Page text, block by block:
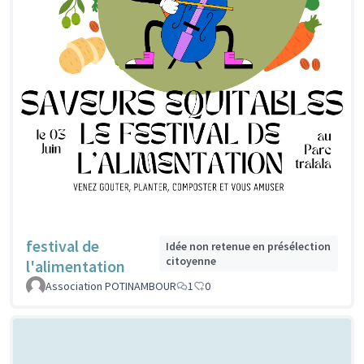
festival de
l'alimentation
Idée non retenue en présélection
citoyenne
Association POTINAMBOUR
1 0